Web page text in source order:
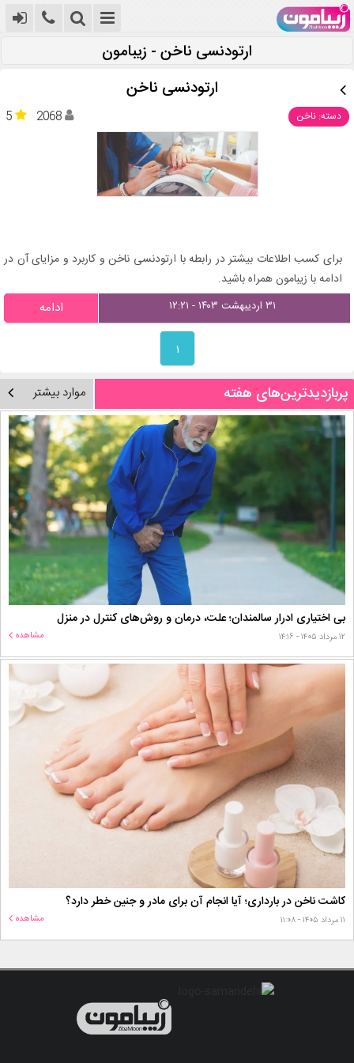
ارتودنسی ناخن - زیبامون
ارتودنسی ناخن
دسته: ناخن 5 2068
برای کسب اطلاعات بیشتر در رابطه با ارتودنسی ناخن و کاربرد و مزایای آن در
ادامه با زیبامون همراه باشید.
۳۱ اردیبهشت ۱۴۰۳ - ۱۲:۲۱ ادامه
۱
پربازدیدترین‌های هفته موارد بیشتر
بی اختیاری ادرار سالمندان؛ علت، درمان و روش‌های کنترل در منزل
۱۲ مرداد ۱۴۰۵ - ۱۴:۱۶ مشاهده
کاشت ناخن در بارداری؛ آیا انجام آن برای مادر و جنین خطر دارد؟
۱۱ مرداد ۱۴۰۵ - ۱۱:۰۸ مشاهده